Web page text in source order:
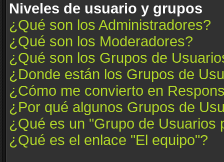
Niveles de usuario y grupos
¿Qué son los Administradores?
¿Qué son los Moderadores?
¿Qué son los Grupos de
¿Donde están los Grupos de
¿Cómo me convierto en
¿Por qué algunos Grupos de
¿Qué es un "Grupo de Usuarios
¿Qué es el enlace "El equipo"?